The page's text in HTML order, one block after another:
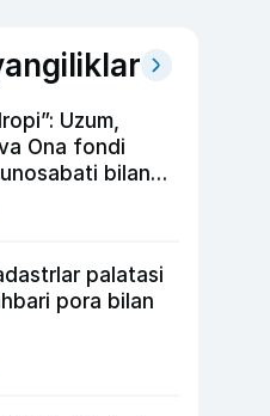
Uzum,
Ona fondi
bilan
yo‘lga
palatasi
pora bilan